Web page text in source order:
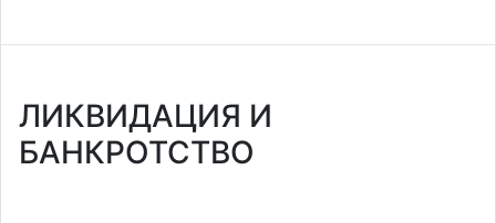
ЛИКВИДАЦИЯ И
БАНКРОТСТВО